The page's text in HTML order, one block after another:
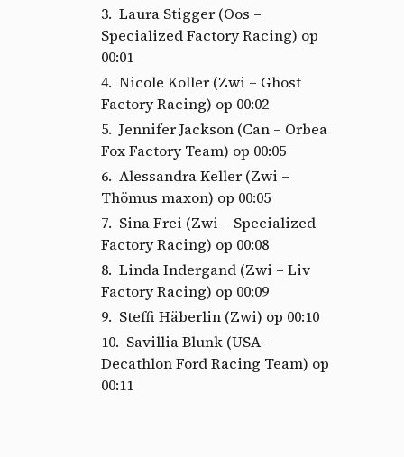
Laura Stigger (Oos –
Specialized Factory Racing) op
00:01
Nicole Koller (Zwi – Ghost
Factory Racing) op 00:02
Jennifer Jackson (Can – Orbea
Fox Factory Team) op 00:05
Alessandra Keller (Zwi –
Thömus maxon) op 00:05
Sina Frei (Zwi – Specialized
Factory Racing) op 00:08
Linda Indergand (Zwi – Liv
Factory Racing) op 00:09
Steffi Häberlin (Zwi) op 00:10
Savillia Blunk (USA –
Decathlon Ford Racing Team) op
00:11